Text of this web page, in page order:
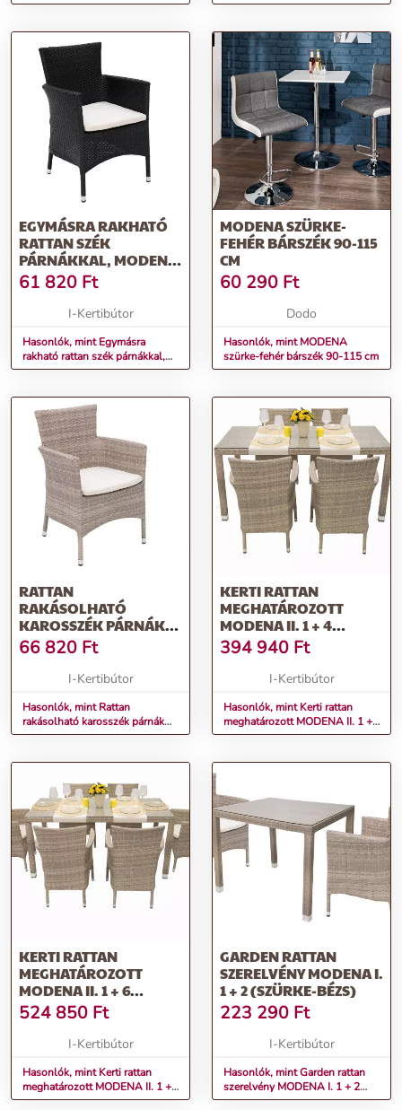
EGYMÁSRA RAKHATÓ
RATTAN SZÉK
PÁRNÁKKAL, MODENA
(FEKETE)
61 820 Ft
I-Kertibútor
Hasonlók, mint Egymásra
rakható rattan szék párnákkal,
Modena (Fekete)
MODENA SZÜRKE-
FEHÉR BÁRSZÉK 90-115
CM
60 290 Ft
Dodo
Hasonlók, mint MODENA
szürke-fehér bárszék 90-115 cm
RATTAN
RAKÁSOLHATÓ
KAROSSZÉK PÁRNÁK
MODENA (SZÜRKE-
BÉZS)
66 820 Ft
I-Kertibútor
Hasonlók, mint Rattan
rakásolható karosszék párnák
Modena (szürke-bézs)
KERTI RATTAN
MEGHATÁROZOTT
MODENA II. 1 + 4
(SZÜRKE-BÉZS)
394 940 Ft
I-Kertibútor
Hasonlók, mint Kerti rattan
meghatározott MODENA II. 1 +
4 (szürke-bézs)
KERTI RATTAN
MEGHATÁROZOTT
MODENA II. 1 + 6
(SZÜRKE-BÉZS)
524 850 Ft
I-Kertibútor
Hasonlók, mint Kerti rattan
meghatározott MODENA II. 1 +
6 (szürke-bézs)
GARDEN RATTAN
SZERELVÉNY MODENA I.
1 + 2 (SZÜRKE-BÉZS)
223 290 Ft
I-Kertibútor
Hasonlók, mint Garden rattan
szerelvény MODENA I. 1 + 2
(szürke-bézs)